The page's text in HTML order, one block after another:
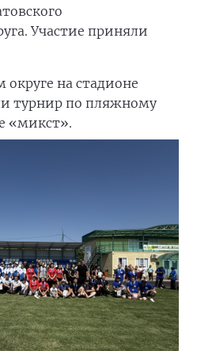
Участие приняли
округе на стадионе
турнир по пляжному
«микст».